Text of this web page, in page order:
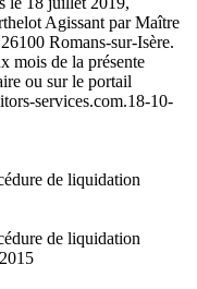
Agissant par Maître
Romans-sur-Isère.
mois de la présente
ou sur le portail
services.com.18-10-
de liquidation
de liquidation